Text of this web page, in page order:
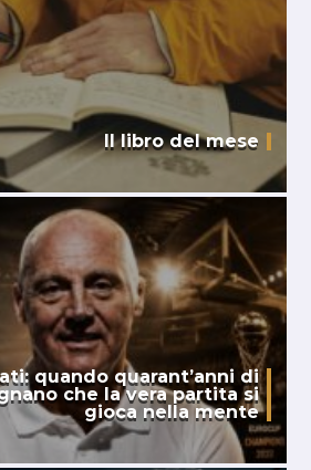
Il libro del mese
quando quarant’anni di
che la vera partita si
gioca nella mente